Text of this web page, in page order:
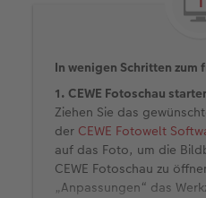
In wenigen Schritten
1. CEWE Fotoschau
Ziehen Sie das
der CEWE Fotowelt
auf das Foto, um die
CEWE Fotoschau zu
„Anpassungen“ das